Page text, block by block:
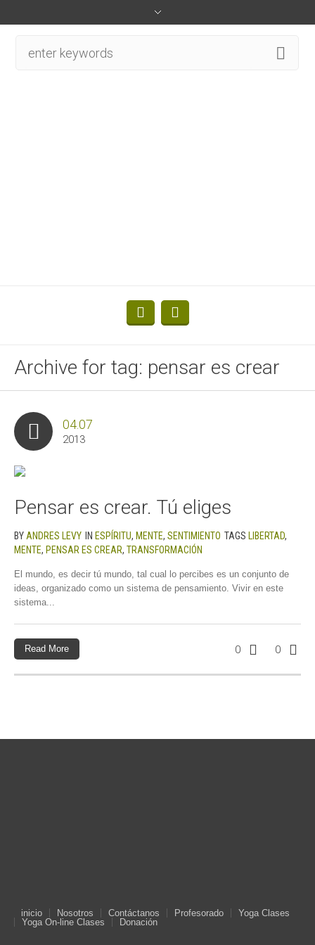
Archive for tag: pensar es crear
04.07
2013
Pensar es crear. Tú eliges
BY ANDRES LEVY IN ESPÍRITU, MENTE, SENTIMIENTO TAGS LIBERTAD,
MENTE, PENSAR ES CREAR, TRANSFORMACIÓN
El mundo, es decir tú mundo, tal cual lo percibes es un conjunto de
ideas, organizado como un sistema de pensamiento. Vivir en este
sistema...
0 0
Read More
inicio Nosotros Contáctanos Profesorado
Yoga Clases
Yoga On-line Clases
Donación